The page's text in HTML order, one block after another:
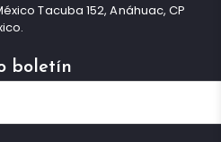
Tacuba 152, Anáhuac, CP
boletín